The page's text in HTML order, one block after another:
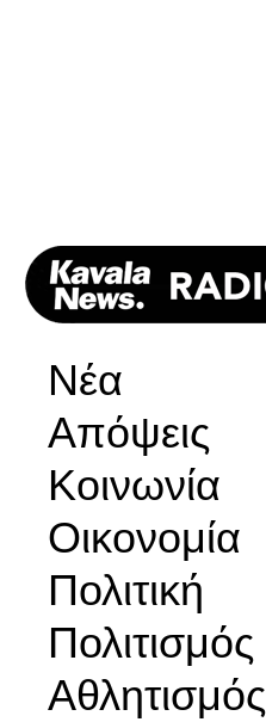
Νέα
Απόψεις
Κοινωνία
Οικονομία
Πολιτική
Πολιτισμός
Αθλητισμός